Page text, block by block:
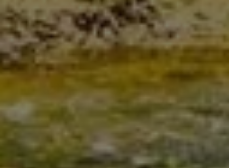
Bad Lüftung
Ihr Fachbetrieb aus Heiningen für
Heizung seit 2023
Niebuhr Heizungsbau GmbH – Ihr Partner für
Heizungsbau, Wärmepumpen und barrierefreie
Bäder